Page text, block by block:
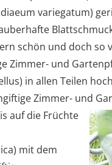
variegatum)
schön und doch so
Zimmer- und
in allen Teilen
Zimmer- und
auf die Früchte
mit dem